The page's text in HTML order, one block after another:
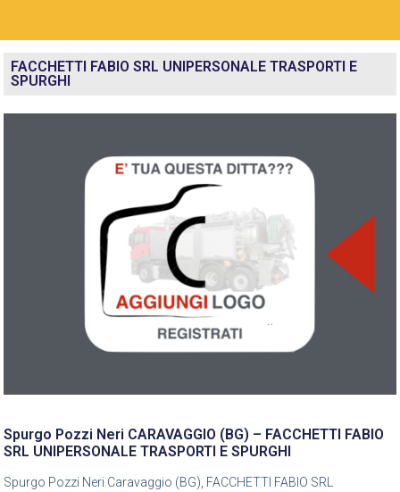
FACCHETTI FABIO SRL UNIPERSONALE TRASPORTI E
SPURGHI
Spurgo Pozzi Neri CARAVAGGIO (BG) – FACCHETTI FABIO
SRL UNIPERSONALE TRASPORTI E SPURGHI
Spurgo Pozzi Neri Caravaggio (BG), FACCHETTI FABIO SRL